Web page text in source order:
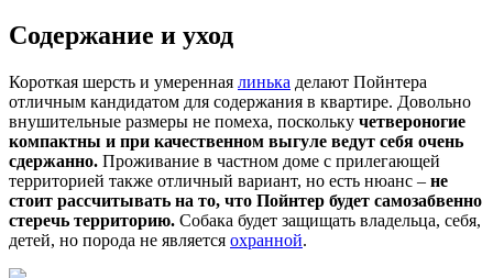
Содержание и уход
Короткая шерсть и умеренная линька делают Пойнтера
отличным кандидатом для содержания в квартире. Довольно
внушительные размеры не помеха, поскольку четвероногие
компактны и при качественном выгуле ведут себя очень
сдержанно. Проживание в частном доме с прилегающей
территорией также отличный вариант, но есть нюанс – не
стоит рассчитывать на то, что Пойнтер будет самозабвенно
стеречь территорию. Собака будет защищать владельца, себя,
детей, но порода не является охранной.